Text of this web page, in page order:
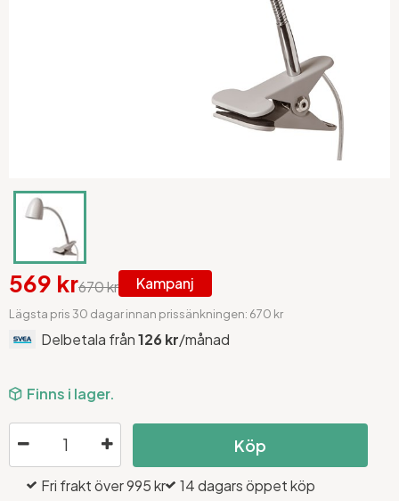
569 kr670 kr Kampanj
Lägsta pris 30 dagar innan prissänkningen: 670 kr
Delbetala från126 kr/månad
Finns i lager.
Köp
Fri frakt över 995 kr 14 dagars öppet köp